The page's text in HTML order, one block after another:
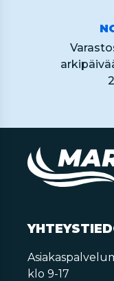
klo 9-17